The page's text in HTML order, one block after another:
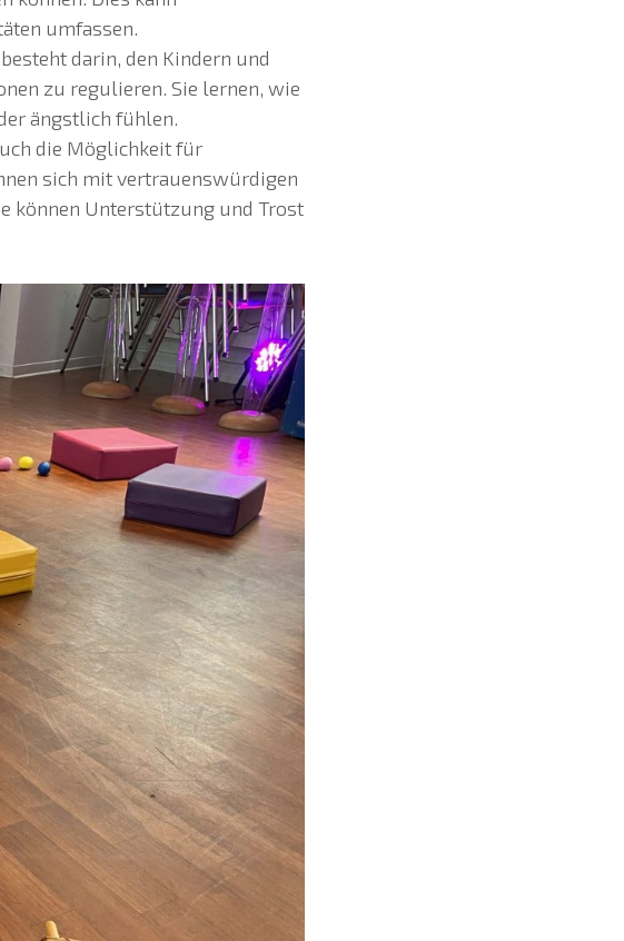
umfassen.
darin, den Kindern und
zu regulieren. Sie lernen, wie
ängstlich fühlen.
die Möglichkeit für
sich mit vertrauenswürdigen
können Unterstützung und Trost